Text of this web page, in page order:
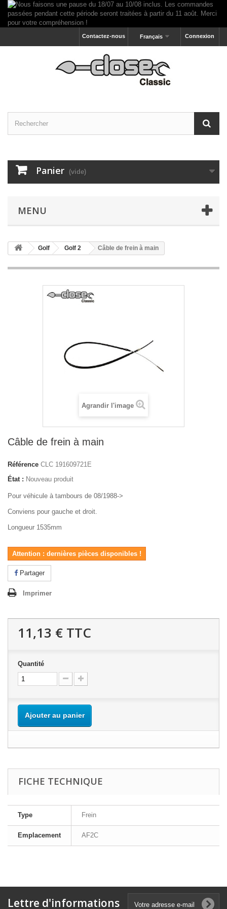
Connexion
Français
Contactez-nous
Panier (vide)
MENU
Golf Golf 2 Câble de frein à main
Agrandir l'image
Câble de frein à main
Référence CLC 191609721E
État : Nouveau produit
Pour véhicule à tambours de 08/1988->
Conviens pour gauche et droit.
Longueur 1535mm
Attention : dernières pièces disponibles !
Partager
Imprimer
11,13 € TTC
Quantité
Ajouter au panier
FICHE TECHNIQUE
Type Frein
Emplacement AF2C
Lettre d'informations